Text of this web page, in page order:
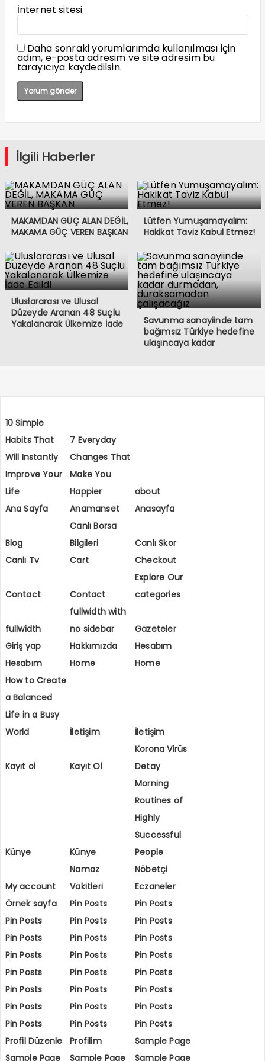
İnternet sitesi
Daha sonraki yorumlarımda kullanılması için
adım, e-posta adresim ve site adresim bu
tarayıcıya kaydedilsin.
İlgili Haberler
MAKAMDAN GÜÇ ALAN DEĞİL,
MAKAMA GÜÇ VEREN BAŞKAN
Lütfen Yumuşamayalım:
Hakikat Taviz Kabul Etmez!
Uluslararası ve Ulusal
Düzeyde Aranan 48 Suçlu
Yakalanarak Ülkemize İade
Savunma sanayiinde tam
bağımsız Türkiye hedefine
ulaşıncaya kadar
10 Simple
Habits That
Will Instantly
Improve Your
Life
7 Everyday
Changes That
Make You
Happier
about
Ana Sayfa
Anamanset Anasayfa
Blog
Canlı Borsa
Bilgileri
Canlı Skor
Canlı Tv
Cart Checkout
Contact Contact
Explore Our
categories
fullwidth
fullwidth with
no sidebar
Gazeteler
Giriş yap
Hakkımızda
Hesabım
Hesabım
Home
Home
How to Create
a Balanced
Life in a Busy
World
İletişim İletişim
Kayıt ol Kayıt Ol
Korona Virüs
Detay
Künye Künye
Morning
Routines of
Highly
Successful
People
My account
Namaz
Vakitleri
Nöbetçi
Eczaneler
Örnek sayfa
Pin Posts
Pin Posts
Pin Posts
Pin Posts
Pin Posts
Pin Posts
Pin Posts
Pin Posts
Pin Posts
Pin Posts
Pin Posts
Pin Posts
Pin Posts
Pin Posts
Pin Posts
Pin Posts
Pin Posts
Pin Posts
Pin Posts
Pin Posts
Pin Posts
Pin Posts
Pin Posts
Profil Düzenle
Profilim
Sample Page
Sample Page
Sample Page Sample Page